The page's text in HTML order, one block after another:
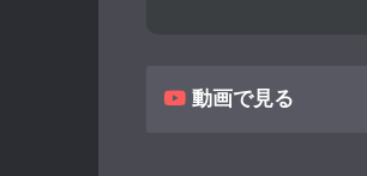
動画で見る